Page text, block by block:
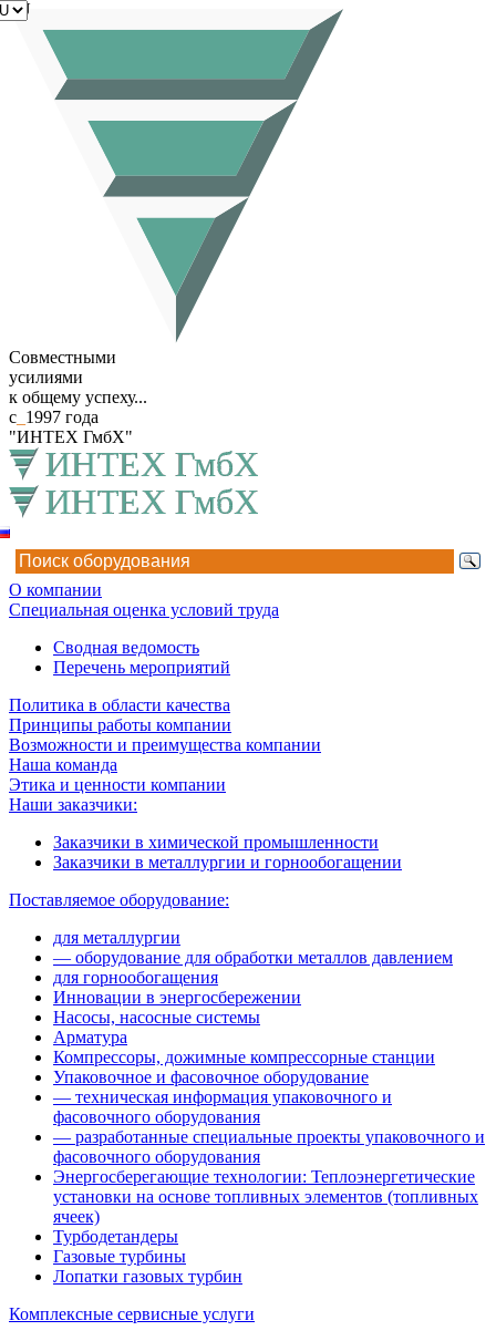
Совместными
усилиями
к общему успеху...
с 1997 года
"ИНТЕХ ГмбХ"
RU
О компании
Специальная оценка условий труда
Сводная ведомость
Перечень мероприятий
Политика в области качества
Принципы работы компании
Возможности и преимущества компании
Наша команда
Этика и ценности компании
Наши заказчики:
Заказчики в химической промышленности
Заказчики в металлургии и горнообогащении
Поставляемое оборудование:
для металлургии
— оборудование для обработки металлов давлением
для горнообогащения
Инновации в энергосбережении
Насосы, насосные системы
Арматура
Компрессоры, дожимные компрессорные станции
Упаковочное и фасовочное оборудование
— техническая информация упаковочного и
фасовочного оборудования
— разработанные специальные проекты упаковочного и
фасовочного оборудования
Энергосберегающие технологии: Теплоэнергетические
установки на основе топливных элементов (топливных
ячеек)
Турбодетандеры
Газовые турбины
Лопатки газовых турбин
Комплексные сервисные услуги